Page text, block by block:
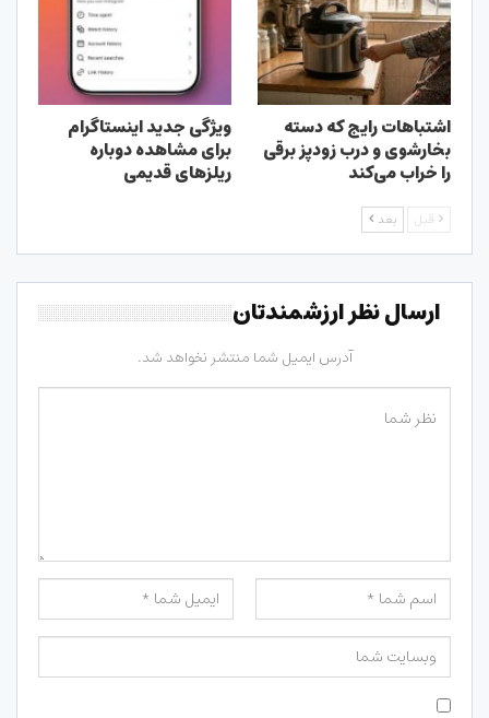
اشتباهات رایج که دسته
بخارشوی و درب زودپز برقی
را خراب می‌کند
ویژگی جدید اینستاگرام
برای مشاهده دوباره
ریلزهای قدیمی
قبل بعد
ارسال نظر ارزشمندتان
آدرس ایمیل شما منتشر نخواهد شد.